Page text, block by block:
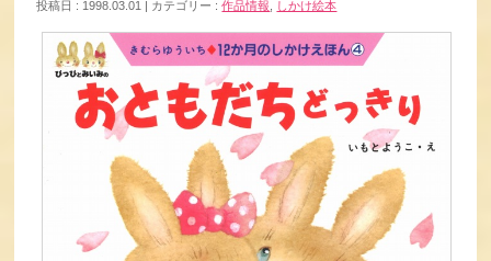
投稿日 : 1998.03.01 カテゴリー :作品情報 しかけ絵本